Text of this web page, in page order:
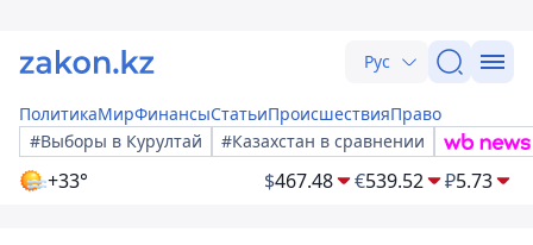
Рус
ПолитикаМирФинансыСтатьиПроисшествияПраво
#Выборы в Курултай
#Казахстан в сравнении
+33° $467.48 €539.52 ₽5.73